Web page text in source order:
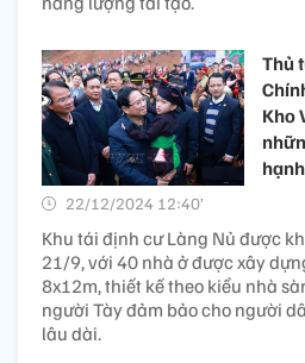
Thủ
Kho
22/12/2024 12:40’
Khu tái định cư Làng Nủ được
21/9, với 40 nhà ở được xây
8x12m, thiết kế theo kiểu nhà
người Tày đảm bảo cho người
lâu dài.